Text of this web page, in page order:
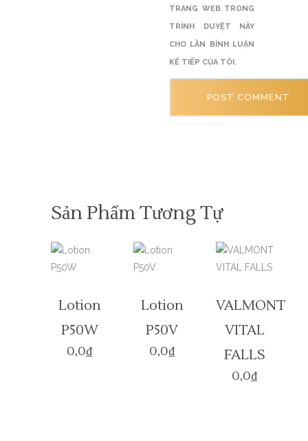
TRANG WEB TRONG
TRÌNH DUYỆT NÀY
CHO LẦN BÌNH LUẬN
KẾ TIẾP CỦA TÔI.
Sản Phẩm Tương Tự
Lotion
P50W
0,0₫
Lotion
P50V
0,0₫
VALMONT
VITAL
FALLS
0,0₫